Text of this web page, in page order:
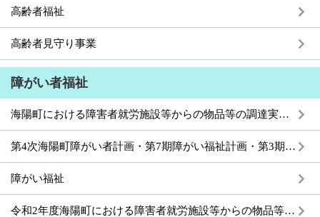
高齢者福祉
高齢者見守り事業
障がい者福祉
海陽町における障害者就労施設等からの物品等の調達実績について
第4次海陽町障がい者計画・第7期障がい福祉計画・第3期障がい児福祉計画の公表
障がい福祉
令和2年度海陽町における障害者就労施設等からの物品等の調達実績について